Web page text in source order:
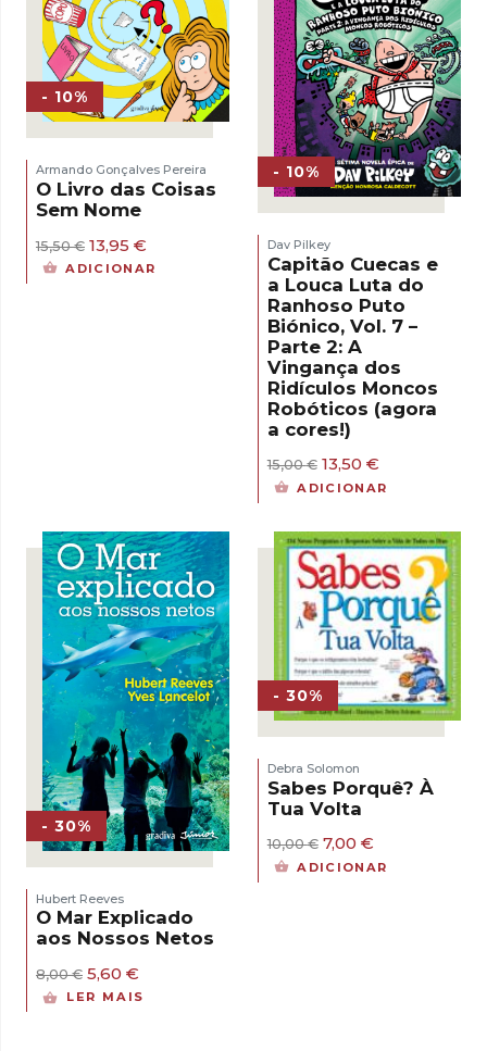
- 10%
Armando Gonçalves Pereira
O Livro das Coisas
Sem Nome
15,50€ O
preço
13,95 €
preço
ADICIONAR
- 10%
Dav Pilkey
Capitão Cuecas e
a Louca Luta do
Ranhoso Puto
Biónico, Vol. 7 –
Parte 2: A
Vingança dos
Ridículos Moncos
Robóticos (agora
a cores!)
15,00€ O
preço
15,00 €.
13,50 €O
preço
13,50 €.
ADICIONAR
- 30%
Hubert Reeves
O Mar Explicado
aos Nossos Netos
8,00€ O
preço
5,60 €
preço
LER MAIS
- 30%
Debra Solomon
Sabes Porquê? À
Tua Volta
10,00€ O
preço
7,00 €O
preço
ADICIONAR